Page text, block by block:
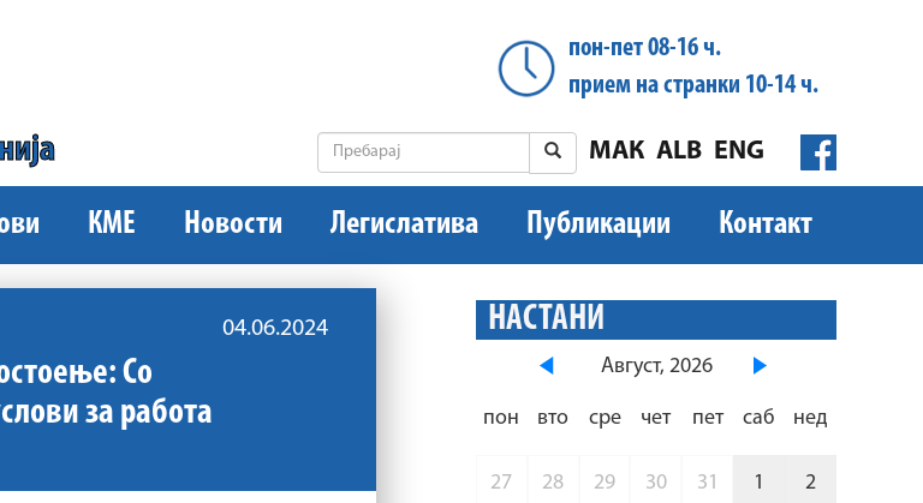
пон-пет 08-16 ч.
прием на странки 10-14 ч.
ENG
ALB
МАК
КМЕ Новости Легислатива Публикации Контакт
04.06.2024
Со
за работа
НАСТАНИ
Август, 2026
пон вто сре чет пет саб нед
27 28 29 30 31 1 2